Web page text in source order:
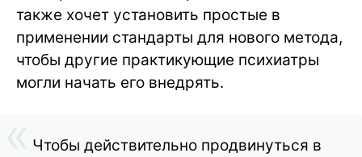
также хочет установить простые в
применении стандарты для нового метода,
чтобы другие практикующие психиатры
могли начать его внедрять.
Чтобы действительно продвинуться в